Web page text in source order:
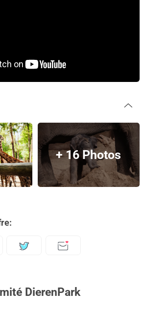
+ 16 Photos
DierenPark